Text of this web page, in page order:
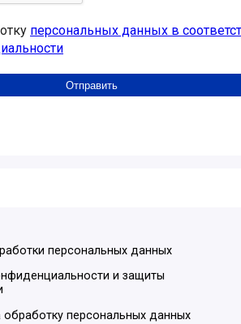
персональных данных в
персональных данных
и защиты
обработку персональных данных